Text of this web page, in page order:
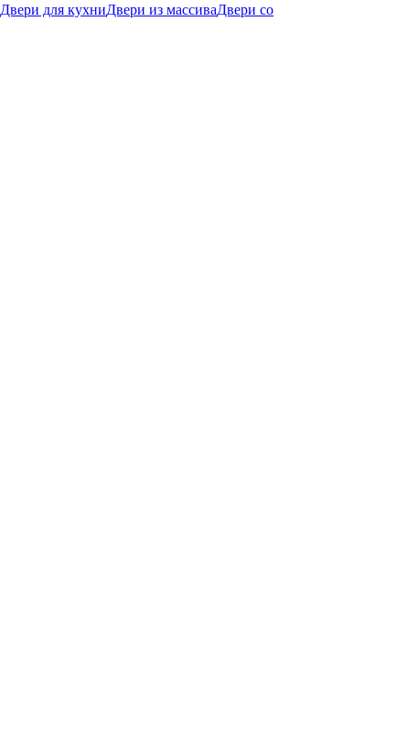
Двери для кухниДвери из массиваДвери со